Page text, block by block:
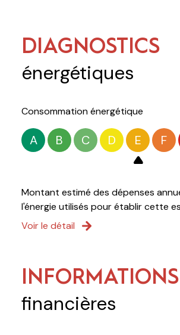
DIAGNOSTICS
énergétiques
Consommation énergétique
A B C D E F
Montant estimé des dépenses
l'énergie utilisés pour établir cette
Voir le détail
INFORMATIONS
financières